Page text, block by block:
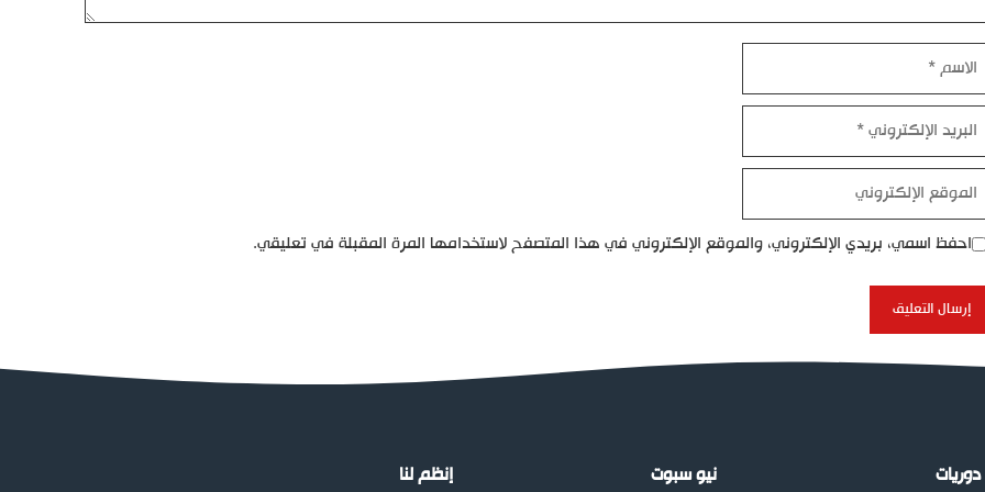
احفظ اسمي، بريدي الإلكتروني، والموقع الإلكتروني في هذا المتصفح لاستخدامها المرة المقبلة في تعليقي.
دوريات نيو سبوت إنظم لنا